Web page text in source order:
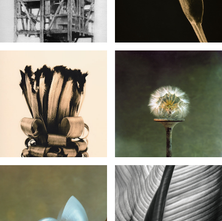
Fineart fotografie
Fotografie in opdracht
Productfotografie
Portretfotografie
Reproductiefotografie